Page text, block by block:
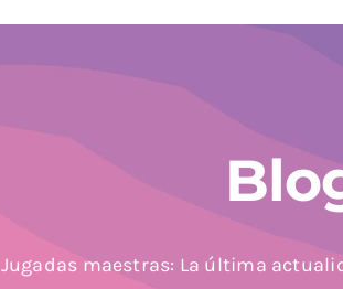
Jugadas maestras: La última